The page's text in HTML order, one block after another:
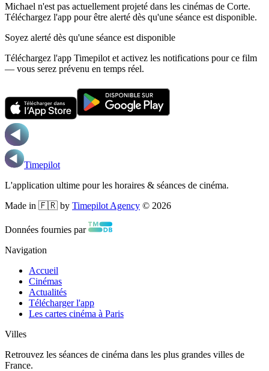
Michael n'est pas actuellement projeté dans les cinémas de Corte.
Téléchargez l'app pour être alerté dès qu'une séance est disponible.
Soyez alerté dès qu'une séance est disponible
Téléchargez l'app Timepilot et activez les notifications pour ce film
— vous serez prévenu en temps réel.
Timepilot
L'application ultime pour les horaires & séances de cinéma.
Made in 🇫🇷 by Timepilot Agency © 2026
Données fournies par
Navigation
Accueil
Cinémas
Actualités
Télécharger l'app
Les cartes cinéma à Paris
Villes
Retrouvez les séances de cinéma dans les plus grandes villes de
France.